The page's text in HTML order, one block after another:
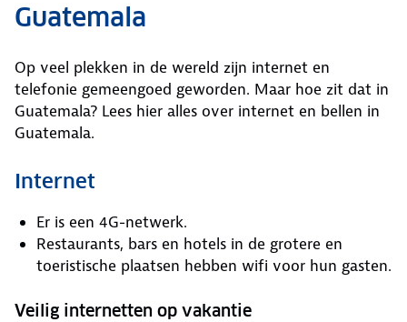
Guatemala
Op veel plekken in de wereld zijn internet en
telefonie gemeengoed geworden. Maar hoe zit dat in
Guatemala? Lees hier alles over internet en bellen in
Guatemala.
Internet
Er is een 4G-netwerk.
Restaurants, bars en hotels in de grotere en
toeristische plaatsen hebben wifi voor hun gasten.
Veilig internetten op vakantie